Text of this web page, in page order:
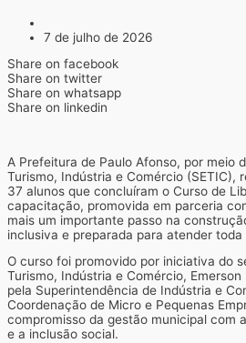
7 de julho de 2026
Share on facebook
Share on twitter
Share on whatsapp
Share on linkedin
A Prefeitura de Paulo Afonso, por meio
Turismo, Indústria e Comércio (SETIC),
37 alunos que concluíram o Curso de
capacitação, promovida em parceria
mais um importante passo na
inclusiva e preparada para atender toda
O curso foi promovido por iniciativa do
Turismo, Indústria e Comércio,
pela Superintendência de Indústria e
Coordenação de Micro e Pequenas
compromisso da gestão municipal com
e a inclusão social.